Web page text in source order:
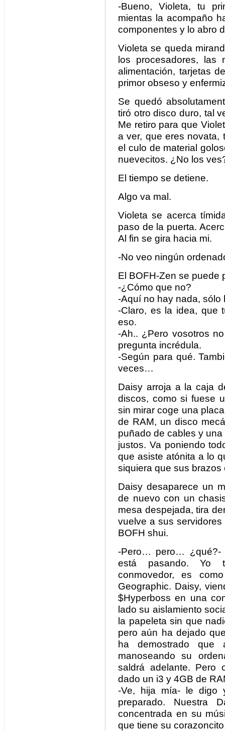
-Bueno, Violeta, tu
mientas la acompaño
componentes y lo abro
Violeta se queda
los procesadores, las
alimentación, tarjetas
primor obseso y
Se quedó
tiró otro disco duro, tal
Me retiro para que
a ver, que eres novata,
el culo de material
nuevecitos. ¿No los
El tiempo se detiene.
Algo va mal.
Violeta se acerca
paso de la puerta.
Al fin se gira hacia mi.
-No veo ningún
El BOFH-Zen se puede
-¿Cómo que no?
-Aquí no hay nada, sólo
-Claro, es la idea, que
eso.
-Ah.. ¿Pero vosotros
pregunta incrédula.
-Según para qué.
veces…
Daisy arroja a la caja
discos, como si fuese
sin mirar coge una
de RAM, un disco
puñado de cables y
justos. Va poniendo
que asiste atónita a lo
siquiera que sus
Daisy desaparece un
de nuevo con un
mesa despejada, tira
vuelve a sus
BOFH shui.
-Pero… pero… ¿qué?-
está pasando. Yo
conmovedor, es
Geographic. Daisy,
$Hyperboss en una
lado su aislamiento
la papeleta sin que
pero aún ha dejado
ha demostrado
manoseando su
saldrá adelante. Pero
dado un i3 y 4GB de
-Ve, hija mía- le digo
preparado. Nuestra
concentrada en su
que tiene su